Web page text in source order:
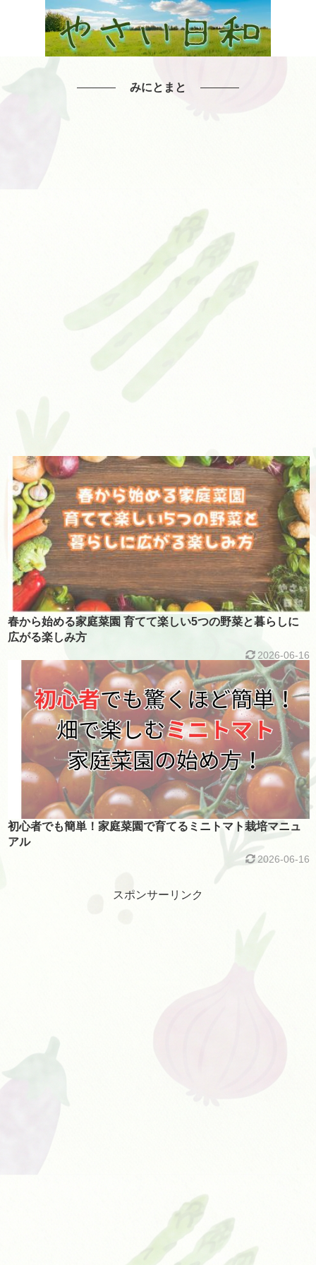
みにとまと
春から始める家庭菜園 育てて楽しい5つの野菜と暮らしに
広がる楽しみ方
2026-06-16
初心者でも簡単！家庭菜園で育てるミニトマト栽培マニュ
アル
2026-06-16
スポンサーリンク